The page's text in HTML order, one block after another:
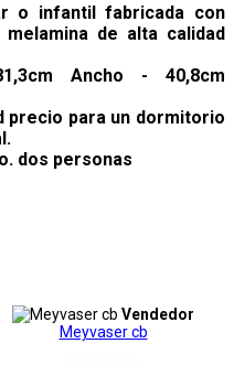
o infantil fabricada con
de alta calidad
Ancho - 40,8cm
precio para un dormitorio
dos personas
Vendedor
Meyvaser cb